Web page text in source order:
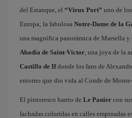
del Estanque, el “Vieux Port” uno de
Europa; la fabulosa Notre-Dame de la
una magnífica panorámica de Marsella y
Abadía de Saint-Víctor , una joya de la
Castillo de Ifdonde los fans de
entorno que dio vida al Conde de
El pintoresco barrio de Le Panier con
fachadas coloridas en calles empinadas